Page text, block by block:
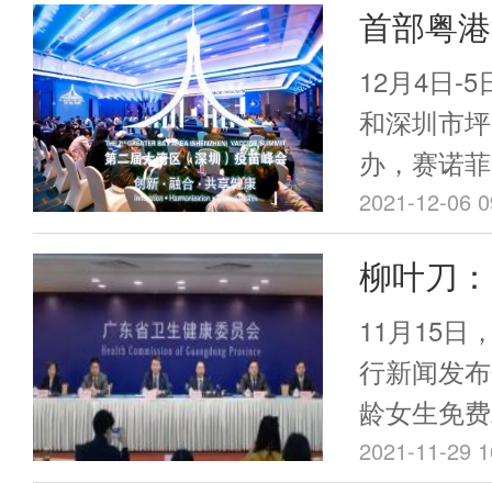
床试验的
床试验中
射部位疼
不良事件
安全。根
一份新冠
2020年12
期间，中
亿剂，而
11.86/10
发至今，
死守，没
蛋白，能
不同毒株
是经过长
于这些物
也是有着
一些反疫
安全问题
些“添加物
用了人们
的现实，
生。 为了
就来了解
物”。
南。
首部粤
蓝皮书
关注→
12月4日-5
和深圳市
办，赛诺
大湾区（
简称大湾
+线下”形
京举办。
融合，共
2021-12-06
柳叶刀
研究结
病率下
价，这
11月15日
行新闻发
龄女生免
作，这也
2021-11-29